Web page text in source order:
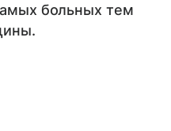
больных тем